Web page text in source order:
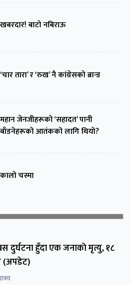
खबरदार! बाटो नबिराऊ
‘चार तारा’ र ‘रुख’ नै कांग्रेसको ब्रान्ड
महान जेनजीहरूको ‘सहादत’ पानी
बाँडनेहरूको आतंकको लागि थियो?
कालो चस्मा
दुर्घटना हुँदा एक जनाकाे मृत्यु, १८
(अपडेट)